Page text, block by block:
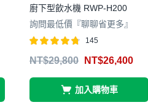
廚下型飲水機 RWP-H200
詢問最低價『聊聊省更多』
評分4.69
滿分 5
145
NT$29,800 NT$26,400
加入購物車